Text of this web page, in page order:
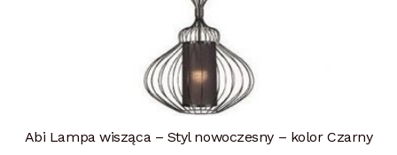
Abi Lampa wisząca – Styl nowoczesny – kolor Czarny